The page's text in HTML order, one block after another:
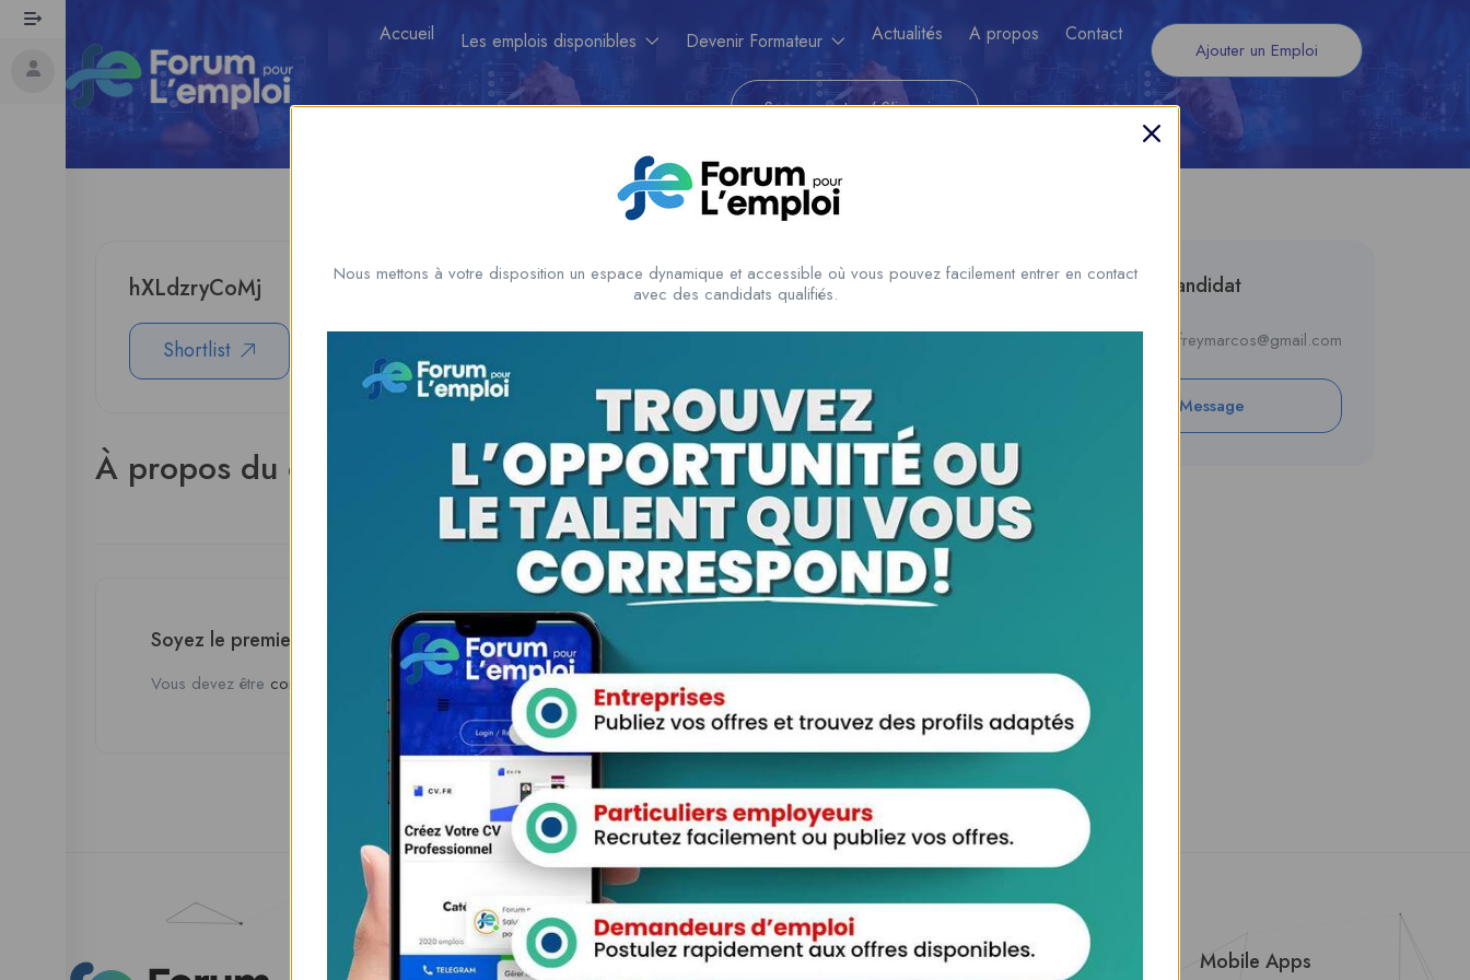
Accueil Les emplois disponibles Devenir Formateur Actualités A propos Contact
Ajouter un Emploi
Se connecrter / S'inscrire
hXLdzryCoMj
Shortlist
À propos du candidat
Soyez le premier à donner votre avis sur “hXLdzryCoMj”
Vous devez être connecté pour poster un avis.
Informations du candidat
jeffreymarcos@gmail.com
Private Message
Espaces Candidats Espace Employeurs About Us Mobile Apps
Nous mettons à votre disposition un espace dynamique et accessible où vous pouvez facilement entrer en contact
avec des candidats qualifiés.